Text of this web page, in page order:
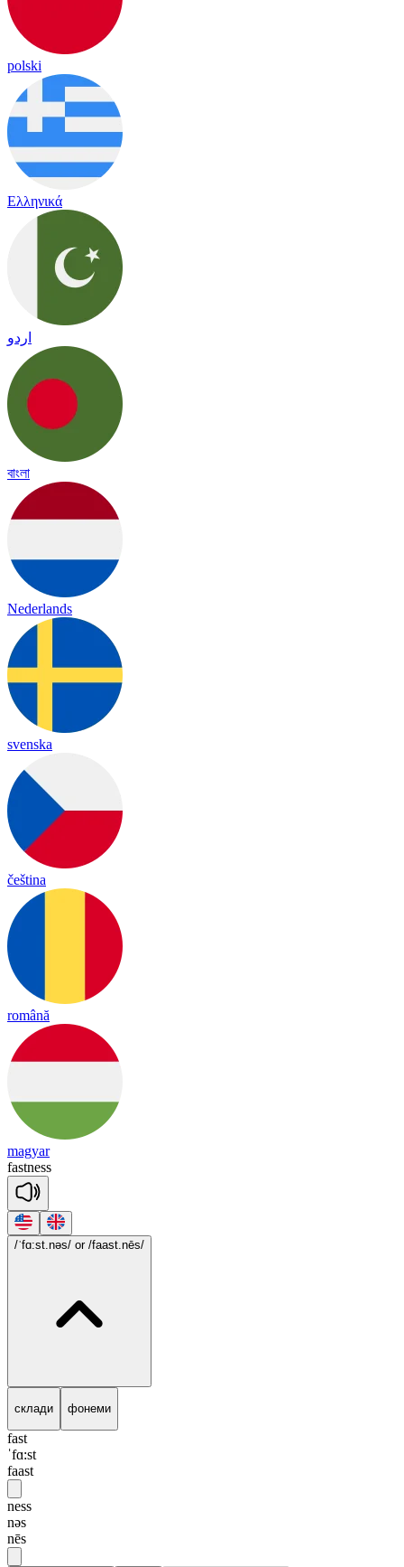
polski
Ελληνικά
اردو
বাংলা
Nederlands
svenska
čeština
română
magyar
fastness
/ˈfɑ:st.nəs/ or /faast.nēs/
склади фонеми
fast
ˈfɑ:st
faast
ness
nəs
nēs